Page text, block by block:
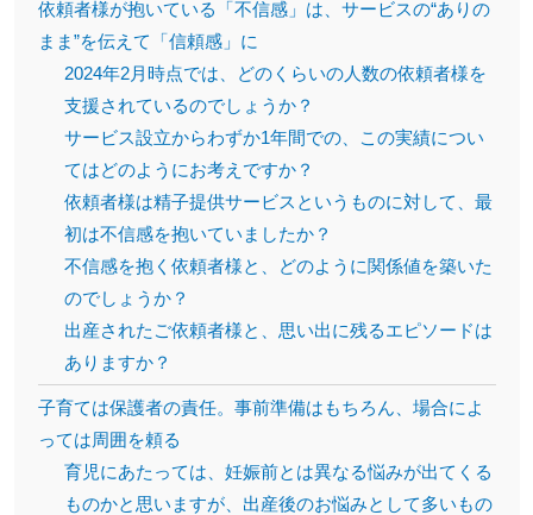
依頼者様が抱いている「不信感」は、サービスの“ありの
まま”を伝えて「信頼感」に
2024年2月時点では、どのくらいの人数の依頼者様を
支援されているのでしょうか？
サービス設立からわずか1年間での、この実績につい
てはどのようにお考えですか？
依頼者様は精子提供サービスというものに対して、最
初は不信感を抱いていましたか？
不信感を抱く依頼者様と、どのように関係値を築いた
のでしょうか？
出産されたご依頼者様と、思い出に残るエピソードは
ありますか？
子育ては保護者の責任。事前準備はもちろん、場合によ
っては周囲を頼る
育児にあたっては、妊娠前とは異なる悩みが出てくる
ものかと思いますが、出産後のお悩みとして多いもの